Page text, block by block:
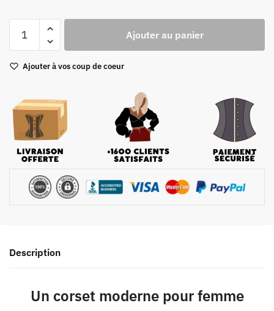
Femme
Noir
Ajouter au panier
Ajouter à vos coup de coeur
Description
Un corset moderne pour femme